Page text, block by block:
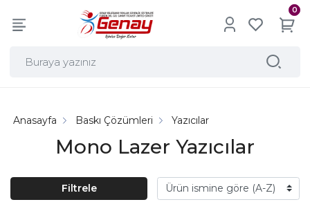
0
Mono Lazer Yazıcılar
Anasayfa Baskı Çözümleri Yazıcılar
Filtrele